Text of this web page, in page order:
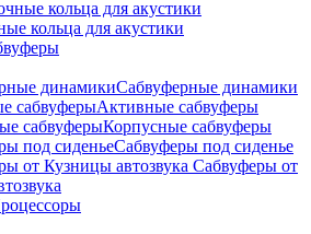
кольца для акустики
Сабвуферные динамики
Активные сабвуферы
Корпусные сабвуферы
Сабвуферы под сиденье
Сабвуферы от